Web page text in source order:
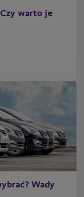
warto je
Wady